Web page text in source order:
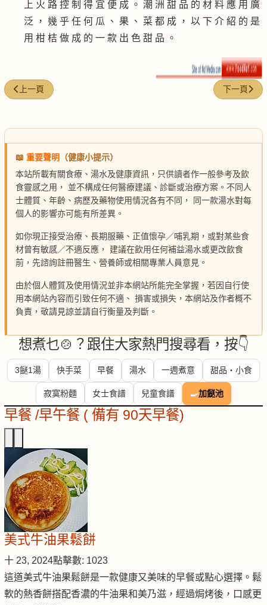
上 火 路 控 制 得 宜 便 成 。 潮 洲 甜 品 的 材 料 應 用 廣
泛 ， 幾 乎 任 何 瓜 、 果 、 菜 都 成 ， 以 下 介 紹 的 是
用 柑 桔 做 成 的 一 款 出 色 甜 品 。
上一篇文章: 三角豆炆金錢肚
上一頁 下一篇文章
下一頁
📖 重要聲明
（健康小提示）
本站所載有關食療、湯水及健康資訊，只供讀者作一般參考及飲
食靈感之用， 並不構成任何醫療建議、診斷或治療方案。不同人
士體質、年齡、病歷及藥物使用情況各有不同， 同一款湯水對每
個人的影響亦可能有所差異。
如你現正接受治療、長期服藥、正值懷孕／哺乳期，或對某些食
材曾有敏感／不適反應， 建議在飲用任何補益湯水或更改飲食
前，先諮詢註冊醫生、營養師或相關專業人員意見。
由於個人體質及使用情況並非本網站所能完全掌握，若因自行使
用本網站內容而引致任何不適、 損害或損失，本網站及作者概不
負責，敬請見諒並請自行衡量及判斷。
想煮乜🍲？跟住大家熱門搜尋看，按👇
3餸1湯 快手菜 早餐 湯水 一週煮意 甜品・小食
寂寞粉麵 女士食譜 兒童食譜 🍳加餸池
早餐 /早午餐 ( 備有 90天早餐)
美式牛油果鬆餅
十 23, 2024點擊數: 1023
這道美式牛油果鬆餅是一款健康又美味的早餐或點心選擇。鬆
軟的熱香餅搭配香濃的牛油果和美乃滋，經過焗烤後，口感更